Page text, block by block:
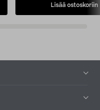
Lisää ostoskoriin